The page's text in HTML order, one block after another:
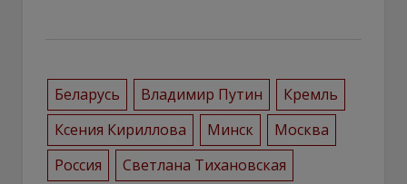
Беларусь Владимир Путин
Кремль
Ксения Кириллова
Минск
Москва
Россия
Светлана Тихановская